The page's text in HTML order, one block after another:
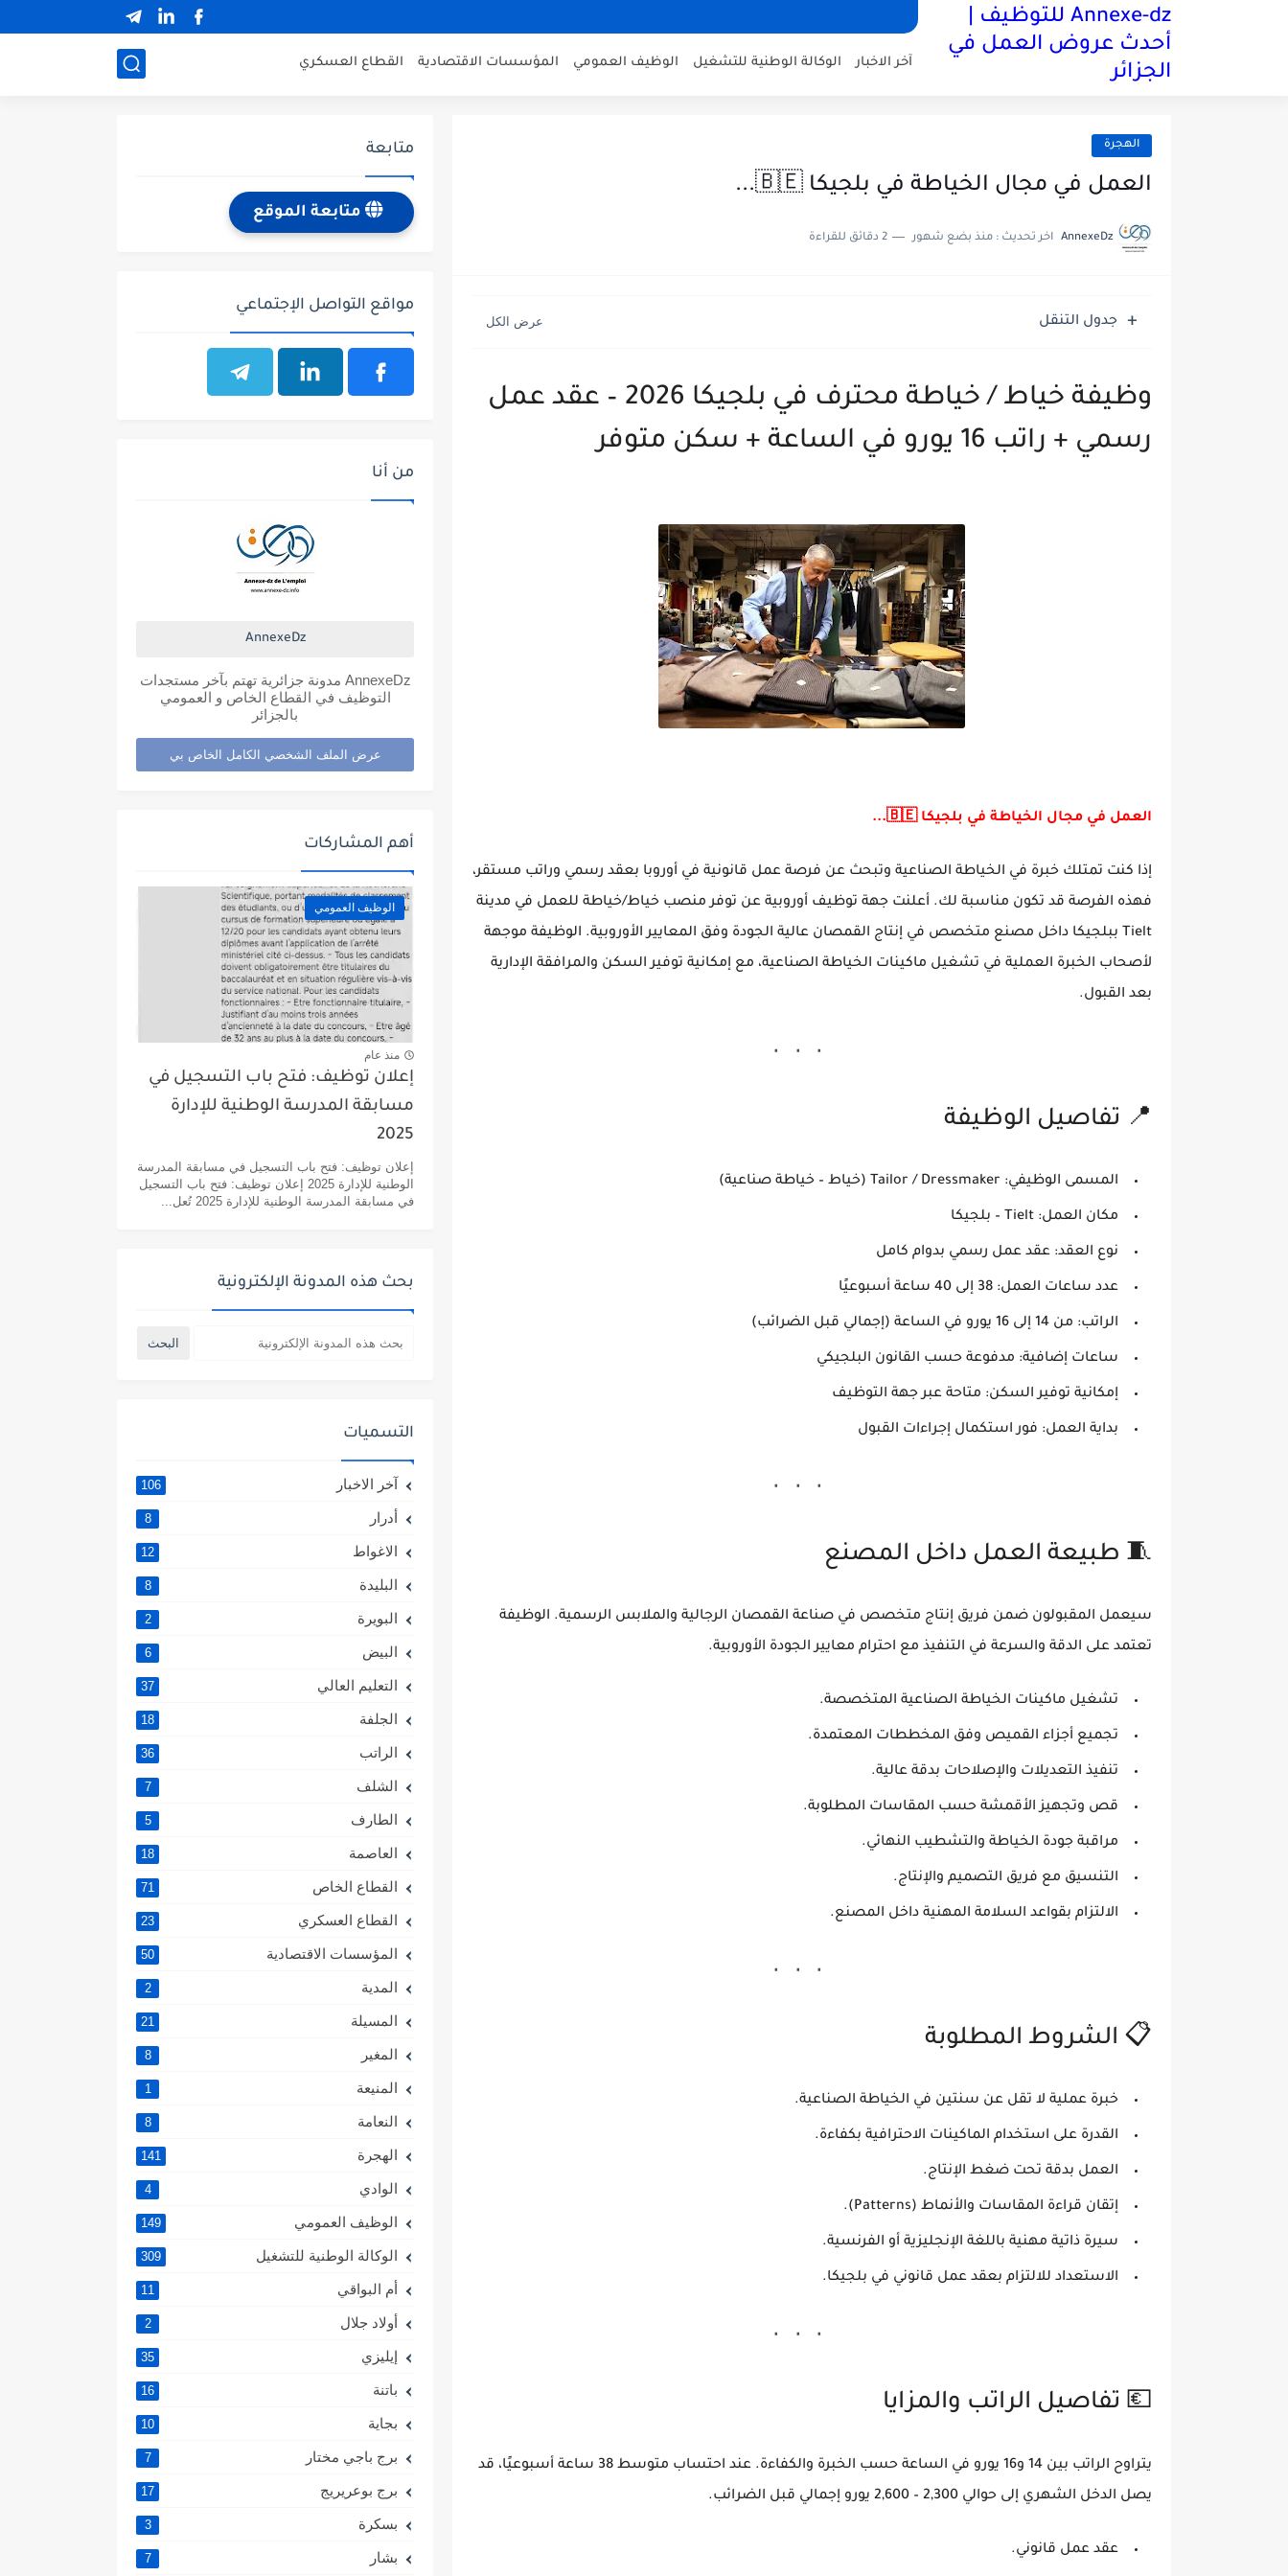
Annexe-dz للتوظيف |
أحدث عروض العمل في
الجزائر
آخر الاخبار الوكالة الوطنية للتشغيل الوظيف العمومي المؤسسات الاقتصادية القطاع العسكري
الهجرة
العمل في مجال الخياطة في بلجيكا 🇧🇪...
AnnexeDz اخر تحديث : منذ بضع شهور 2 دقائق للقراءة
جدول التنقل
وظيفة خياط / خياطة محترف في بلجيكا 2026 – عقد عمل
رسمي + راتب 16 يورو في الساعة + سكن متوفر
العمل في مجال الخياطة في بلجيكا 🇧🇪...
إذا كنت تمتلك خبرة في الخياطة الصناعية وتبحث عن فرصة عمل قانونية في أوروبا بعقد رسمي وراتب مستقر،
فهذه الفرصة قد تكون مناسبة لك. أعلنت جهة توظيف أوروبية عن توفر منصب خياط/خياطة للعمل في مدينة
Tielt ببلجيكا داخل مصنع متخصص في إنتاج القمصان عالية الجودة وفق المعايير الأوروبية. الوظيفة موجهة
لأصحاب الخبرة العملية في تشغيل ماكينات الخياطة الصناعية، مع إمكانية توفير السكن والمرافقة الإدارية
بعد القبول.
📍 تفاصيل الوظيفة
المسمى الوظيفي:
مكان العمل:
نوع العقد: عقد عمل رسمي بدوام كامل
عدد ساعات العمل:
الراتب: من 14 إلى 16 يورو في الساعة (إجمالي قبل الضرائب)
ساعات إضافية: مدفوعة حسب القانون البلجيكي
إمكانية توفير السكن: متاحة عبر جهة التوظيف
بداية العمل: فور استكمال إجراءات القبول
🧵 طبيعة العمل داخل المصنع
سيعمل المقبولون ضمن فريق إنتاج متخصص في صناعة القمصان الرجالية والملابس الرسمية. الوظيفة
تعتمد على الدقة والسرعة في التنفيذ مع احترام معايير الجودة الأوروبية.
تشغيل ماكينات الخياطة الصناعية المتخصصة.
تجميع أجزاء القميص وفق المخططات المعتمدة.
تنفيذ التعديلات والإصلاحات بدقة عالية.
قص وتجهيز الأقمشة حسب المقاسات المطلوبة.
مراقبة جودة الخياطة والتشطيب النهائي.
التنسيق مع فريق التصميم والإنتاج.
الالتزام بقواعد السلامة المهنية داخل المصنع.
📋 الشروط المطلوبة
خبرة عملية لا تقل عن سنتين في الخياطة الصناعية.
القدرة على استخدام الماكينات الاحترافية بكفاءة.
العمل بدقة تحت ضغط الإنتاج.
إتقان قراءة المقاسات والأنماط (Patterns).
سيرة ذاتية مهنية باللغة الإنجليزية أو الفرنسية.
الاستعداد للالتزام بعقد عمل قانوني في بلجيكا.
💶 تفاصيل الراتب والمزايا
يتراوح الراتب بين 14 و16 يورو في الساعة حسب الخبرة والكفاءة. عند احتساب متوسط 38 ساعة أسبوعيًا، قد
يصل الدخل الشهري إلى حوالي 2,300 – 2,600 يورو إجمالي قبل الضرائب.
عقد عمل قانوني.
متابعة
متابعة الموقع
مواقع التواصل الإجتماعي
من أنا
AnnexeDz
AnnexeDz مدونة جزائرية تهتم بآخر مستجدات
التوظيف في القطاع الخاص و العمومي
بالجزائر
عرض الملف الشخصي الكامل الخاص بي
أهم المشاركات
الوظيف العمومي
منذ عام
إعلان توظيف: فتح باب التسجيل في
مسابقة المدرسة الوطنية للإدارة
2025
إعلان توظيف: فتح باب التسجيل في مسابقة المدرسة
الوطنية للإدارة 2025 إعلان توظيف: فتح باب التسجيل
في مسابقة المدرسة الوطنية للإدارة 2025 تُعل...
بحث هذه المدونة الإلكترونية
التسميات
آخر الاخبار 106
أدرار 8
الاغواط 12
البليدة 8
البويرة 2
البيض 6
التعليم العالي 37
الجلفة 18
الراتب 36
الشلف 7
الطارف 5
العاصمة 18
القطاع الخاص 71
القطاع العسكري 23
المؤسسات الاقتصادية 50
المدية 2
المسيلة 21
المغير 8
المنيعة 1
النعامة 8
الهجرة 141
الوادي 4
الوظيف العمومي 149
الوكالة الوطنية للتشغيل 309
أم البواقي 11
أولاد جلال 2
إيليزي 35
باتنة 16
بجاية 10
برج باجي مختار 7
برج بوعريريج 17
بسكرة 3
بشار 7